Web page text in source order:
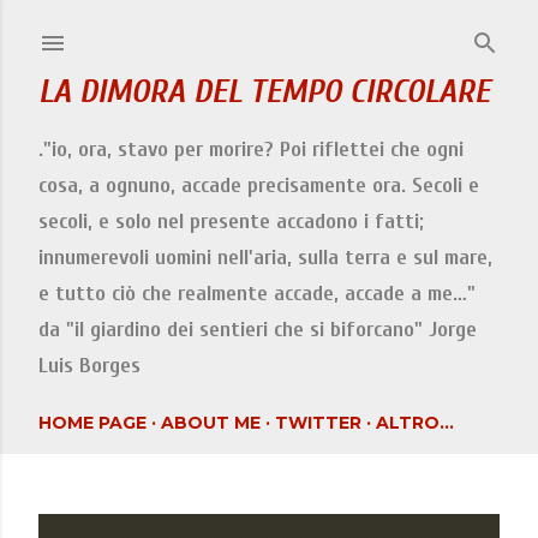
LA DIMORA DEL TEMPO CIRCOLARE
."io, ora, stavo per morire? Poi riflettei che ogni
cosa, a ognuno, accade precisamente ora. Secoli e
secoli, e solo nel presente accadono i fatti;
innumerevoli uomini nell'aria, sulla terra e sul mare,
e tutto ciò che realmente accade, accade a me…"
da "il giardino dei sentieri che si biforcano" Jorge
Luis Borges
HOME PAGE ABOUT ME TWITTER ALTRO…